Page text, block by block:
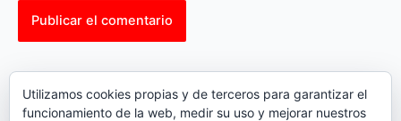
comment data is processed.
Utilizamos cookies propias y de terceros para garantizar el
funcionamiento de la web, medir su uso y mejorar nuestros